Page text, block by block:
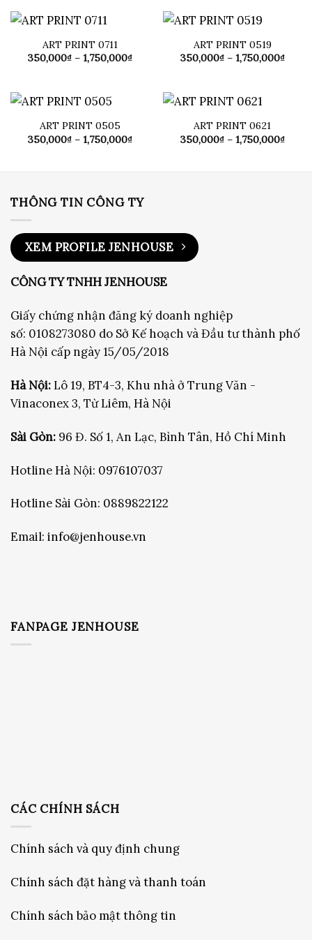
1,750,000₫
ART PRINT 0711
350,000₫ – 1,750,000₫Khoảng
1,750,000₫
ART PRINT 0519
350,000₫ – 1,750,000₫
ART PRINT 0505
350,000₫ – 1,750,000₫Khoảng
ART PRINT 0621
350,000₫ – 1,750,000₫
THÔNG TIN CÔNG TY
XEM PROFILE JENHOUSE
CÔNG TY TNHH JENHOUSE
Giấy chứng nhận đăng ký doanh nghiệp
số: 0108273080 do Sở Kế hoạch và Đầu tư thành phố
Hà Nội cấp ngày 15/05/2018
Hà Nội:Lô 19, BT4-3, Khu nhà ở Trung Văn -
Vinaconex 3, Từ Liêm, Hà Nội
Sài Gòn: 96 Đ. Số 1, An Lạc, Bình Tân, Hồ Chí Minh
Hotline Hà Nội: 0976107037
Hotline Sài Gòn: 0889822122
Email: info@jenhouse.vn
FANPAGE JENHOUSE
CÁC CHÍNH SÁCH
Chính sách và quy định chung
Chính sách đặt hàng và thanh toán
Chính sách bảo mật thông tin